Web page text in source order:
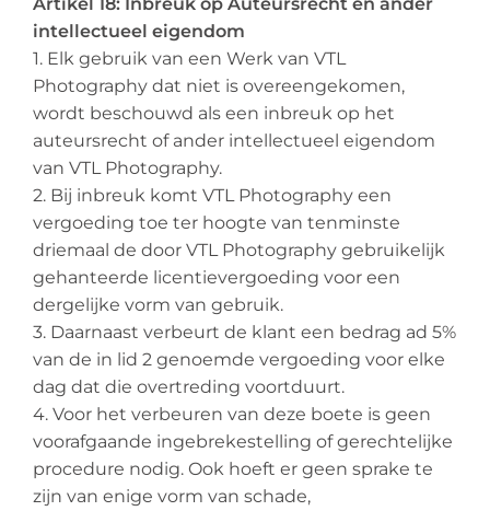
intellectueel eigendom
1. Elk gebruik van een Werk van VTL
Photography dat niet is overeengekomen,
wordt beschouwd als een inbreuk op het
auteursrecht of ander intellectueel eigendom
van VTL Photography.
2. Bij inbreuk komt VTL Photography een
vergoeding toe ter hoogte van tenminste
driemaal de door VTL Photography gebruikelijk
gehanteerde licentievergoeding voor een
dergelijke vorm van gebruik.
3. Daarnaast verbeurt de klant een bedrag ad 5%
van de in lid 2 genoemde vergoeding voor elke
dag dat die overtreding voortduurt.
4. Voor het verbeuren van deze boete is geen
voorafgaande ingebrekestelling of gerechtelijke
procedure nodig. Ook hoeft er geen sprake te
zijn van enige vorm van schade,